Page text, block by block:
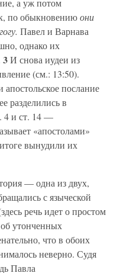
а уж потом
по обыкновениюони
Павел и Варнава
однако их
3И снова иудеи из
(см.: 13:50).
апостольское послание
разделились в
4 и ст. 14 —
«апостолами»
вынудили их
— одна из двух,
с языческой
речь идет о простом
утонченных
что в обоих
неверно. Судя
Павла